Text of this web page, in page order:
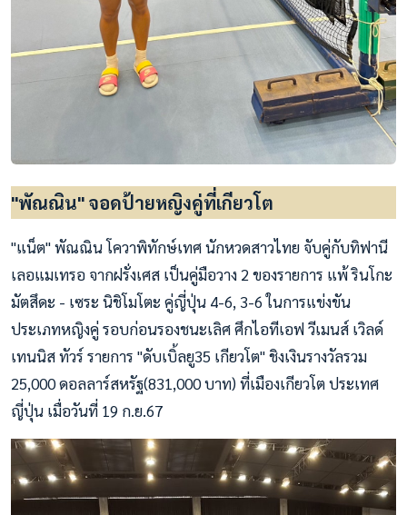
"พัณณิน" จอดป้ายหญิงคู่ที่เกียวโต
"แน็ต" พัณณิน โควาพิทักษ์เทศ นักหวดสาวไทย จับคู่กับทิฟานี
เลอแมเทรอ จากฝรั่งเศส เป็นคู่มือวาง 2 ของรายการ แพ้ รินโกะ
มัตสึดะ - เซระ นิชิโมโตะ คู่ญี่ปุ่น 4-6, 3-6 ในการแข่งขัน
ประเภทหญิงคู่ รอบก่อนรองชนะเลิศ ศึกไอทีเอฟ วีเมนส์ เวิลด์
เทนนิส ทัวร์ รายการ "ดับเบิ้ลยู35 เกียวโต" ชิงเงินรางวัลรวม
25,000 ดอลลาร์สหรัฐ(831,000 บาท) ที่เมืองเกียวโต ประเทศ
ญี่ปุ่น เมื่อวันที่ 19 ก.ย.67